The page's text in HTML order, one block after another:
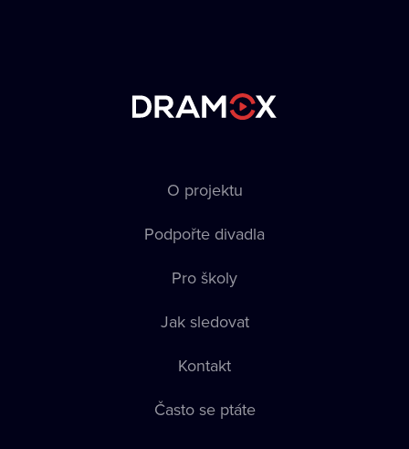
O projektu
Podpořte divadla
Pro školy
Jak sledovat
Kontakt
Často se ptáte